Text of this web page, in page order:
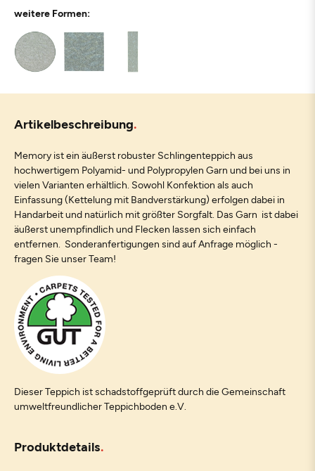
weitere Formen:
Artikelbeschreibung
Memory ist ein äußerst robuster Schlingenteppich aus
hochwertigem Polyamid- und Polypropylen Garn und bei uns in
vielen Varianten erhältlich. Sowohl Konfektion als auch
Einfassung (Kettelung mit Bandverstärkung) erfolgen dabei in
Handarbeit und natürlich mit größter Sorgfalt. Das Garn ist dabei
äußerst unempfindlich und Flecken lassen sich einfach
entfernen. Sonderanfertigungen sind auf Anfrage möglich -
fragen Sie unser Team!
Dieser Teppich ist schadstoffgeprüft durch die Gemeinschaft
umweltfreundlicher Teppichboden e.V.
Produktdetails